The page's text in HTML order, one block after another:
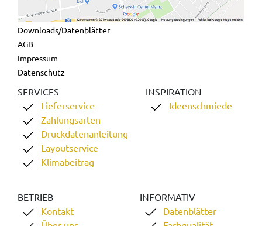
Downloads/Datenblätter
AGB
Impressum
Datenschutz
SERVICES
Lieferservice
Zahlungsarten
Druckdatenanleitung
Layoutservice
Klimabeitrag
INSPIRATION
Ideenschmiede
BETRIEB
Kontakt
INFORMATIV
Datenblätter